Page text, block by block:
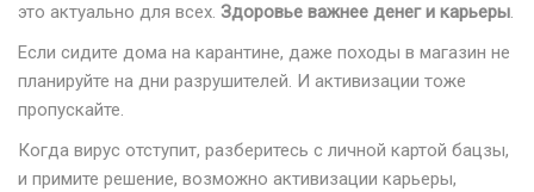
это актуально для всех. Здоровье важнее денег и карьеры.
Если сидите дома на карантине, даже походы в магазин не
планируйте на дни разрушителей. И активизации тоже
пропускайте.
Когда вирус отступит, разберитесь с личной картой бацзы,
и примите решение, возможно активизации карьеры,